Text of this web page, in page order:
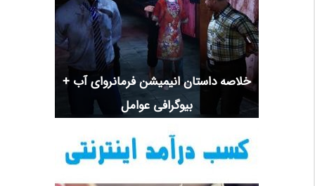
خلاصه داستان انیمیشن فرمانروای آب +
بیوگرافی عوامل